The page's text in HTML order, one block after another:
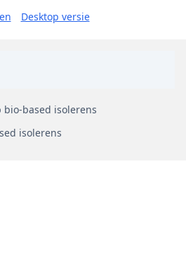
Desktop versie
bio-based isolerens
isolerens